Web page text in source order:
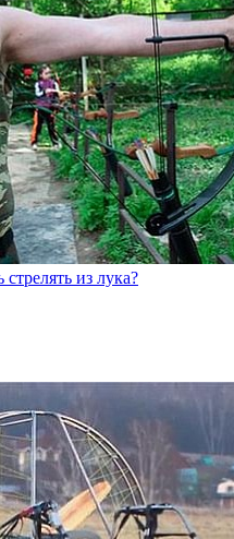
из лука?